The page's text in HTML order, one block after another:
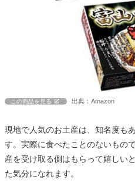
この商品を見る 出典：Amazon
現地で人気のお土産は、知名度も
す。実際に食べたことのないもの
産を受け取る側はもらって嬉しい
た気分になれます。